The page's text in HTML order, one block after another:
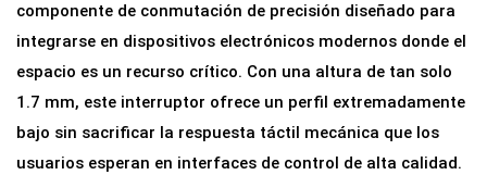
componente de conmutación de precisión diseñado para
integrarse en dispositivos electrónicos modernos donde el
espacio es un recurso crítico. Con una altura de tan solo
1.7 mm, este interruptor ofrece un perfil extremadamente
bajo sin sacrificar la respuesta táctil mecánica que los
usuarios esperan en interfaces de control de alta calidad.